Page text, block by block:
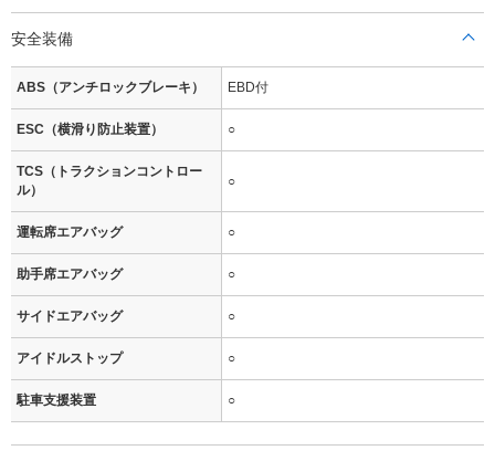
安全装備
ABS（アンチロックブレーキ） EBD付
ESC（横滑り防止装置） ○
TCS（トラクションコントロー
ル）
○
運転席エアバッグ ○
助手席エアバッグ ○
サイドエアバッグ ○
アイドルストップ ○
駐車支援装置 ○